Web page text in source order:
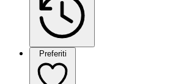
Preferiti